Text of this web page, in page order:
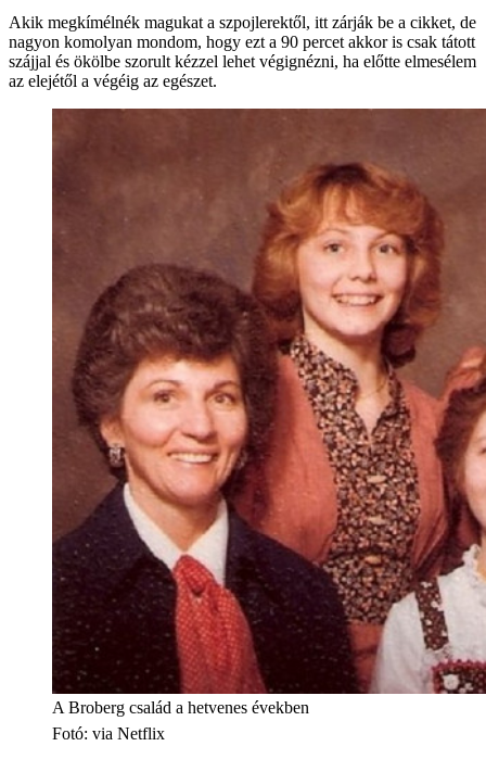
Akik megkímélnék magukat a szpojlerektől, itt zárják be a cikket, de
nagyon komolyan mondom, hogy ezt a 90 percet akkor is csak tátott
szájjal és ökölbe szorult kézzel lehet végignézni, ha előtte elmesélem
az elejétől a végéig az egészet.
A Broberg család a hetvenes években
Fotó: via Netflix